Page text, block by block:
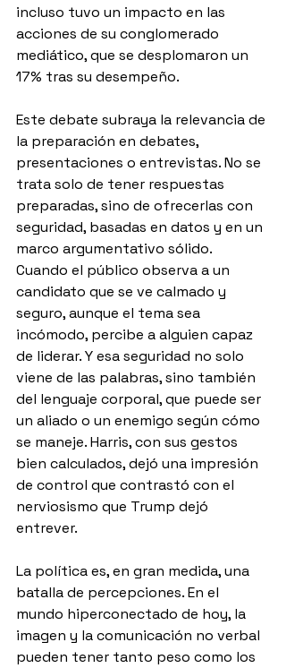
incluso tuvo un impacto en las
acciones de su conglomerado
mediático, que se desplomaron un
17% tras su desempeño.
Este debate subraya la relevancia de
la preparación en debates,
presentaciones o entrevistas. No se
trata solo de tener respuestas
preparadas, sino de ofrecerlas con
seguridad, basadas en datos y en un
marco argumentativo sólido.
Cuando el público observa a un
candidato que se ve calmado y
seguro, aunque el tema sea
incómodo, percibe a alguien capaz
de liderar. Y esa seguridad no solo
viene de las palabras, sino también
del lenguaje corporal, que puede ser
un aliado o un enemigo según cómo
se maneje. Harris, con sus gestos
bien calculados, dejó una impresión
de control que contrastó con el
nerviosismo que Trump dejó
entrever.
La política es, en gran medida, una
batalla de percepciones. En el
mundo hiperconectado de hoy, la
imagen y la comunicación no verbal
pueden tener tanto peso como los